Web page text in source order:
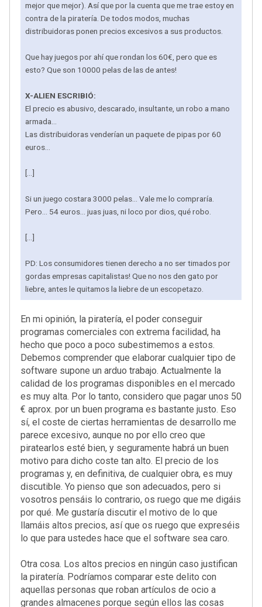
mejor que mejor). Así que por la cuenta que me trae estoy en
contra de la piratería. De todos modos, muchas
distribuidoras ponen precios excesivos a sus productos.
Que hay juegos por ahí que rondan los 60€, pero que es
esto? Que son 10000 pelas de las de antes!
X-ALIEN ESCRIBIÓ:
El precio es abusivo, descarado, insultante, un robo a mano
armada...
Las distribuidoras venderían un paquete de pipas por 60
euros...
[...]
Si un juego costara 3000 pelas... Vale me lo compraría.
Pero... 54 euros... juas juas, ni loco por dios, qué robo.
[...]
PD: Los consumidores tienen derecho a no ser timados por
gordas empresas capitalistas! Que no nos den gato por
liebre, antes le quitamos la liebre de un escopetazo.
En mi opinión, la piratería, el poder conseguir
programas comerciales con extrema facilidad, ha
hecho que poco a poco subestimemos a estos.
Debemos comprender que elaborar cualquier tipo de
software supone un arduo trabajo. Actualmente la
calidad de los programas disponibles en el mercado
es muy alta. Por lo tanto, considero que pagar unos 50
€ aprox. por un buen programa es bastante justo. Eso
sí, el coste de ciertas herramientas de desarrollo me
parece excesivo, aunque no por ello creo que
piratearlos esté bien, y seguramente habrá un buen
motivo para dicho coste tan alto. El precio de los
programas y, en definitiva, de cualquier obra, es muy
discutible. Yo pienso que son adecuados, pero si
vosotros pensáis lo contrario, os ruego que me digáis
por qué. Me gustaría discutir el motivo de lo que
llamáis altos precios, así que os ruego que expreséis
lo que para ustedes hace que el software sea caro.
Otra cosa. Los altos precios en ningún caso justifican
la piratería. Podríamos comparar este delito con
aquellas personas que roban artículos de ocio a
grandes almacenes porque según ellos las cosas